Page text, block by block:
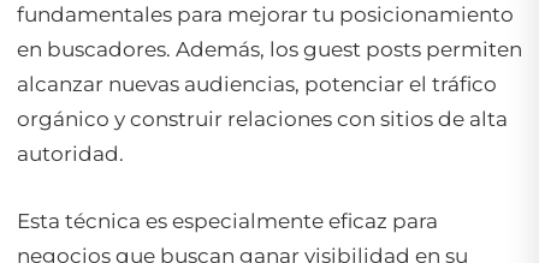
fundamentales para mejorar tu posicionamiento
en buscadores. Además, los guest posts permiten
alcanzar nuevas audiencias, potenciar el tráfico
orgánico y construir relaciones con sitios de alta
autoridad.
Esta técnica es especialmente eficaz para
negocios que buscan ganar visibilidad en su